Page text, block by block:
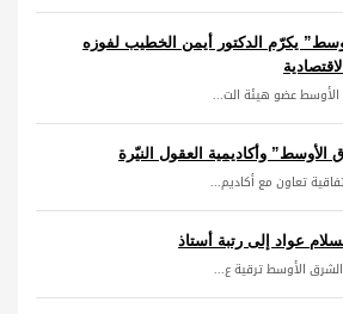
يكرّم الدكتور أيمن الخطيب لفوزه
عضو هيئة الت...
الأوسط” وأكاديمية العقول النيّرة
تعاون مع أكاديم...
عواد إلى رتبة أستاذ
الأوسط ترقية ع...